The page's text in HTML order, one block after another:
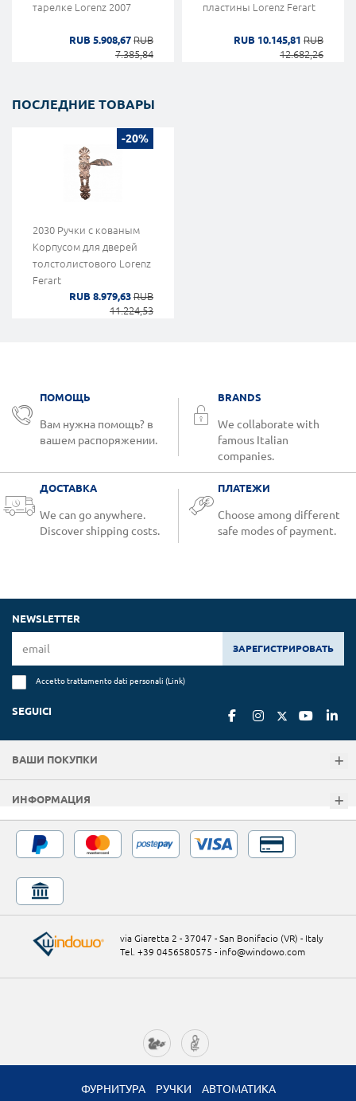
тарелке Lorenz 2007
RUB 5.908,67 RUB
7.385,84
пластины Lorenz Ferart
RUB 10.145,81 RUB
12.682,26
ПОСЛЕДНИЕ ТОВАРЫ
-20%
2030 Ручки с кованым
Корпусом для дверей
толстолистового Lorenz
Ferart
RUB 8.979,63 RUB
11.224,53
ПОМОЩЬ
Вам нужна помощь? в
вашем распоряжении.
BRANDS
We collaborate with
famous Italian
companies.
ДОСТАВКА
We can go anywhere.
Discover shipping costs.
ПЛАТЕЖИ
Choose among different
safe modes of payment.
NEWSLETTER
ЗАРЕГИСТРИРОВАТЬ
Accetto trattamento dati personali (Link)
SEGUICI
ВАШИ ПОКУПКИ
ИНФОРМАЦИЯ
via Giaretta 2 - 37047 - San Bonifacio (VR) - Italy
Tel. +39 0456580575 - info@windowo.com
ФУРНИТУРА РУЧКИ АВТОМАТИКА